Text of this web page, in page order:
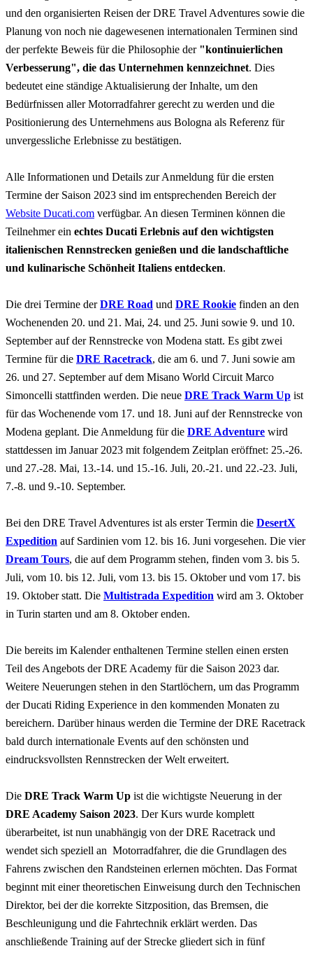
und den organisierten Reisen der DRE Travel Adventures sowie die
Planung von noch nie dagewesenen internationalen Terminen sind
der perfekte Beweis für die Philosophie der "kontinuierlichen
Verbesserung", die das Unternehmen kennzeichnet. Dies
bedeutet eine ständige Aktualisierung der Inhalte, um den
Bedürfnissen aller Motorradfahrer gerecht zu werden und die
Positionierung des Unternehmens aus Bologna als Referenz für
unvergessliche Erlebnisse zu bestätigen.
Alle Informationen und Details zur Anmeldung für die ersten
Termine der Saison 2023 sind im entsprechenden Bereich der
Website Ducati.com verfügbar. An diesen Terminen können die
Teilnehmer ein echtes Ducati Erlebnis auf den wichtigsten
italienischen Rennstrecken genießen und die landschaftliche
und kulinarische Schönheit Italiens entdecken.
Die drei Termine derDRE Road und DRE Rookie finden an den
Wochenenden 20. und 21. Mai, 24. und 25. Juni sowie 9. und 10.
September auf der Rennstrecke von Modena statt. Es gibt zwei
Termine für die DRE Racetrack, die am 6. und 7. Juni sowie am
26. und 27. September auf dem Misano World Circuit Marco
Simoncelli stattfinden werden. Die neue DRE Track Warm Up ist
für das Wochenende vom 17. und 18. Juni auf der Rennstrecke von
Modena geplant. Die Anmeldung für die DRE Adventure wird
stattdessen im Januar 2023 mit folgendem Zeitplan eröffnet: 25.-26.
und 27.-28. Mai, 13.-14. und 15.-16. Juli, 20.-21. und 22.-23. Juli,
7.-8. und 9.-10. September.
Bei den DRE Travel Adventures ist als erster Termin die DesertX
Expedition auf Sardinien vom 12. bis 16. Juni vorgesehen. Die vier
Dream Tours, die auf dem Programm stehen, finden vom 3. bis 5.
Juli, vom 10. bis 12. Juli, vom 13. bis 15. Oktober und vom 17. bis
19. Oktober statt. Die Multistrada Expedition wird am 3. Oktober
in Turin starten und am 8. Oktober enden.
Die bereits im Kalender enthaltenen Termine stellen einen ersten
Teil des Angebots der DRE Academy für die Saison 2023 dar.
Weitere Neuerungen stehen in den Startlöchern, um das Programm
der Ducati Riding Experience in den kommenden Monaten zu
bereichern. Darüber hinaus werden die Termine der DRE Racetrack
bald durch internationale Events auf den schönsten und
eindrucksvollsten Rennstrecken der Welt erweitert.
Die DRE Track Warm Up ist die wichtigste Neuerung in der
DRE Academy Saison 2023. Der Kurs wurde komplett
überarbeitet, ist nun unabhängig von der DRE Racetrack und
wendet sich speziell an Motorradfahrer, die die Grundlagen des
Fahrens zwischen den Randsteinen erlernen möchten. Das Format
beginnt mit einer theoretischen Einweisung durch den Technischen
Direktor, bei der die korrekte Sitzposition, das Bremsen, die
Beschleunigung und die Fahrtechnik erklärt werden. Das
anschließende Training auf der Strecke gliedert sich in fünf